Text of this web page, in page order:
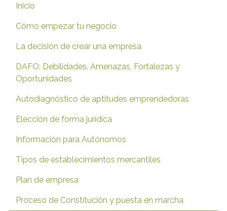
Inicio
Cómo empezar tu negocio
La decisión de crear una empresa
DAFO: Debilidades, Amenazas, Fortalezas y
Oportunidades
Autodiagnóstico de aptitudes emprendedoras
Elección de forma jurídica
Información para Autónomos
Tipos de establecimientos mercantiles
Plan de empresa
Proceso de Constitución y puesta en marcha